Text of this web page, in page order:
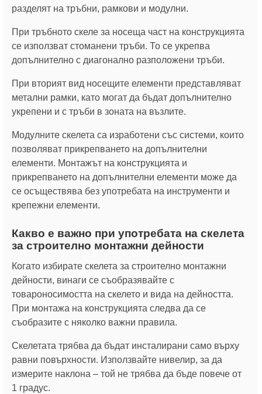
разделят на тръбни, рамкови и модулни.
При тръбното скеле за носеща част на конструкцията
се използват стоманени тръби. То се укрепва
допълнително с диагонално разположени тръби.
При вторият вид носещите елементи представляват
метални рамки, като могат да бъдат допълнително
укрепени и с тръби в зоната на възлите.
Модулните скелета са изработени със системи, които
позволяват прикрепването на допълнителни
елементи. Монтажът на конструкцията и
прикрепването на допълнителни елементи може да
се осъществява без употребата на инструменти и
крепежни елементи.
Какво е важно при употребата на скелета
за строително монтажни дейности
Когато избирате скелета за строително монтажни
дейности, винаги се съобразявайте с
товароносимостта на скелето и вида на дейността.
При монтажа на конструкцията следва да се
съобразите с няколко важни правила.
Скелетата трябва да бъдат инсталирани само върху
равни повърхности. Използвайте нивелир, за да
измерите наклона – той не трябва да бъде повече от
1 градус.